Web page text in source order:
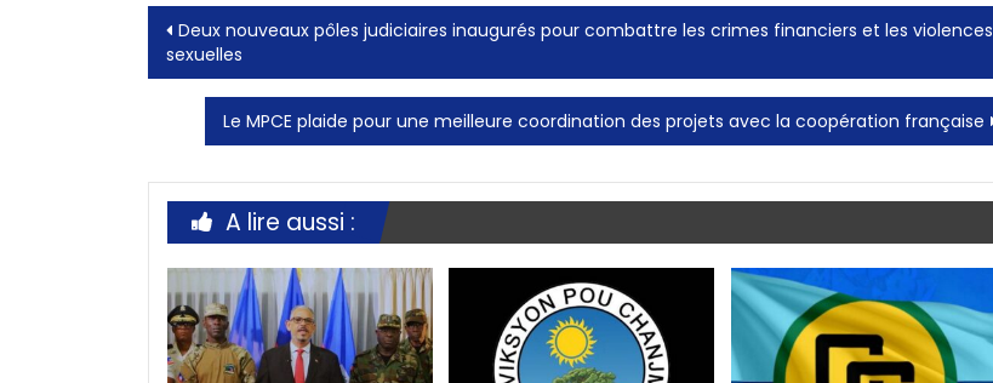
Post
navigation
Deux nouveaux pôles judiciaires inaugurés pour combattre les crimes financiers et les violences
sexuelles
Le MPCE plaide pour une meilleure coordination des projets avec la coopération française
A lire aussi :